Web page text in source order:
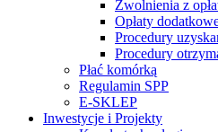
Zwolnienia z
Opłaty
Procedury
Procedury
Płać komórką
Regulamin SPP
E-SKLEP
Inwestycje i Projekty